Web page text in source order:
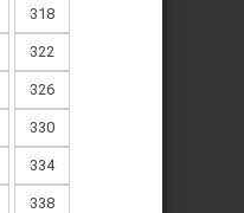
318
322
326
330
334
338